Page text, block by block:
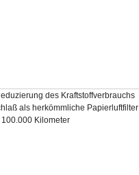
des Kraftstoffverbrauchs
als herkömmliche Papierluftfilter
Kilometer